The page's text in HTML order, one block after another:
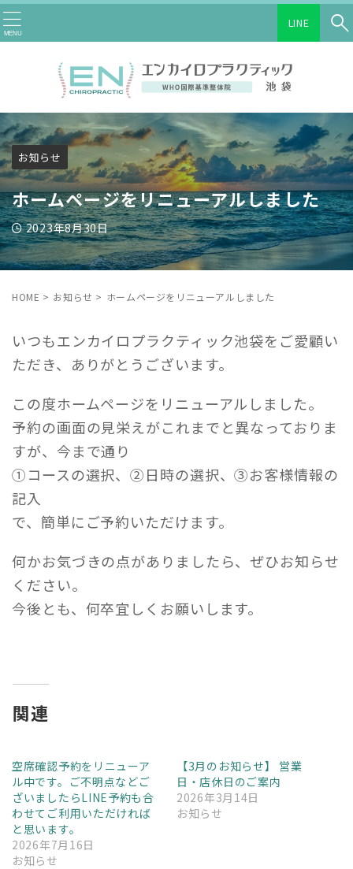
LINE
お知らせ
ホームページをリニューアルしました
2023年8月30日
HOME > お知らせ > ホームページをリニューアルしました
いつもエンカイロプラクティック池袋をご愛顧い
ただき、ありがとうございます。
この度ホームページをリニューアルしました。
予約の画面の見栄えがこれまでと異なっておりま
すが、今まで通り
①コースの選択、②日時の選択、③お客様情報の
記入
で、簡単にご予約いただけます。
何かお気づきの点がありましたら、ぜひお知らせ
ください。
今後とも、何卒宜しくお願いします。
関連
空席確認予約をリニューア
ル中です。ご不明点などご
ざいましたらLINE予約も合
わせてご利用いただければ
と思います。
2026年7月16日
お知らせ
【3月のお知らせ】 営業
日・店休日のご案内
2026年3月14日
お知らせ